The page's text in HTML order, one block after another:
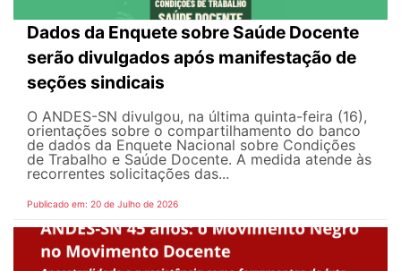
Dados da Enquete sobre Saúde Docente
serão divulgados após manifestação de
seções sindicais
O ANDES-SN divulgou, na última quinta-feira (16),
orientações sobre o compartilhamento do banco
de dados da Enquete Nacional sobre Condições
de Trabalho e Saúde Docente. A medida atende às
recorrentes solicitações das...
Publicado em: 20 de Julho de 2026